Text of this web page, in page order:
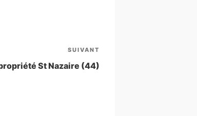
SUIVANT
St Nazaire (44)